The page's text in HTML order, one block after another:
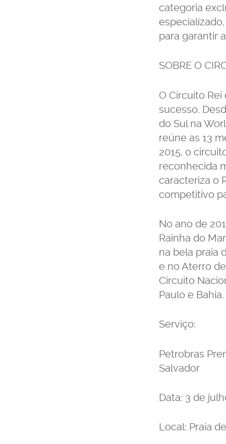
categoria
para garantir
SOBRE O
O Circuito
sucesso.
do Sul na
reúne as 13
2015, o
reconhecida
caracteriza o
competitivo
No ano de
Rainha do
na bela praia
e no Aterro
Circuito
Paulo e Bahia.
Serviço:
Petrobras
Salvador
Data: 3 de
Local: Praia